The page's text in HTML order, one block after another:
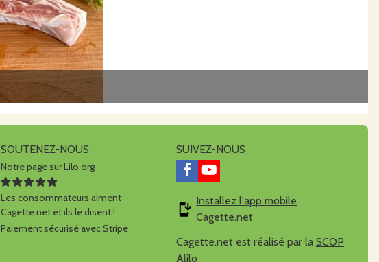
SOUTENEZ-NOUS
Notre page sur Lilo.org
Les consommateurs aiment
Cagette.net et ils le disent !
Paiement sécurisé avec Stripe
SUIVEZ-NOUS
Installez l'app mobile
Cagette.net
Cagette.net est réalisé par la SCOP
Alilo